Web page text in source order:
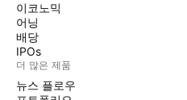
이코노믹
어닝
배당
IPOs
더 많은 제품
뉴스 플로우